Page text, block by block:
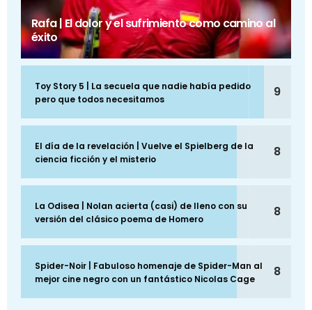
Rafa | El dolor y el sufrimiento como camino al
éxito
Toy Story 5 | La secuela que nadie había pedido
pero que todos necesitamos
9
El día de la revelación | Vuelve el Spielberg de la
ciencia ficción y el misterio
8
La Odisea | Nolan acierta (casi) de lleno con su
versión del clásico poema de Homero
8
Spider-Noir | Fabuloso homenaje de Spider-Man al
mejor cine negro con un fantástico Nicolas Cage
8